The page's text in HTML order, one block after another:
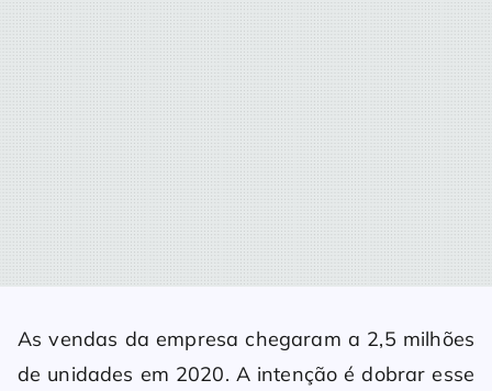
As vendas da empresa chegaram a 2,5 milhões
de unidades em 2020. A intenção é dobrar esse